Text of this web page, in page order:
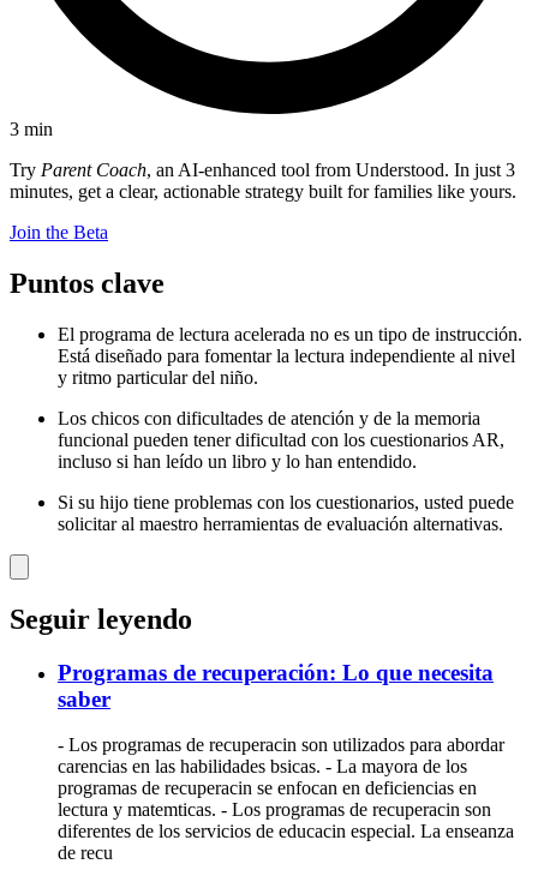
3 min
Try Parent Coach, an AI-enhanced tool from Understood. In just 3
minutes, get a clear, actionable strategy built for families like yours.
Join the Beta
Puntos clave
El programa de lectura acelerada no es un tipo de instrucción.
Está diseñado para fomentar la lectura independiente al nivel
y ritmo particular del niño.
Los chicos con dificultades de atención y de la memoria
funcional pueden tener dificultad con los cuestionarios AR,
incluso si han leído un libro y lo han entendido.
Si su hijo tiene problemas con los cuestionarios, usted puede
solicitar al maestro herramientas de evaluación alternativas.
Seguir leyendo
Programas de recuperación: Lo que necesita
saber
- Los programas de recuperacin son utilizados para abordar
carencias en las habilidades bsicas. - La mayora de los
programas de recuperacin se enfocan en deficiencias en
lectura y matemticas. - Los programas de recuperacin son
diferentes de los servicios de educacin especial. La enseanza
de recu